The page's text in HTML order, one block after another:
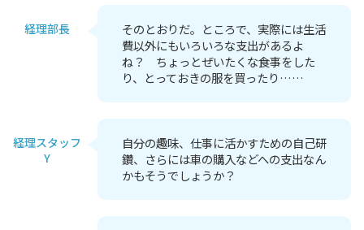
経理部長
そのとおりだ。ところで、実際には生活
費以外にもいろいろな支出があるよ
ね？ ちょっとぜいたくな食事をした
り、とっておきの服を買ったり……
経理スタッフ
Y
自分の趣味、仕事に活かすための自己研
鑽、さらには車の購入などへの支出なん
かもそうでしょうか？